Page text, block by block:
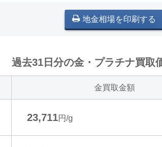
地金相場を印刷する
過去31日分の金・プラチナ買取
金買取金額
23,711円/g